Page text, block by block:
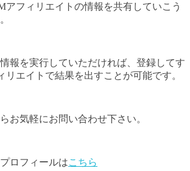
アフィリエイトの情報を共有していこう
報を実行していただければ、登録してす
リエイトで結果を出すことが可能です。
お気軽にお問い合わせ下さい。
ロフィールはこちら